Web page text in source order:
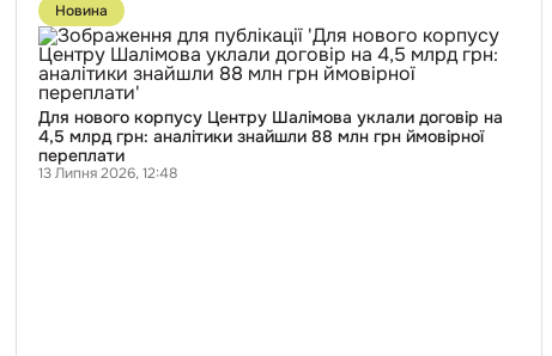
публікації
Для
нового
корпусу
Центру
Шалімова
уклали
договір
Новина
Для нового корпусу Центру Шалімова уклали договір на
4,5 млрд грн: аналітики знайшли 88 млн грн ймовірної
переплати
13 Липня 2026, 12:48